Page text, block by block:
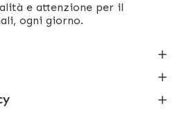
e attenzione per il
ogni giorno.